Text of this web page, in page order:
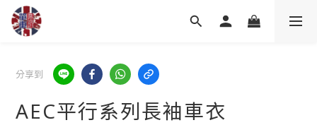
分享到
AEC平行系列長袖車衣